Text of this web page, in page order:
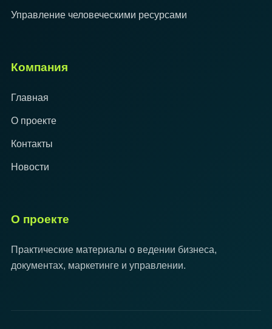
Управление человеческими ресурсами
Компания
Главная
О проекте
Контакты
Новости
О проекте
Практические материалы о ведении бизнеса,
документах, маркетинге и управлении.